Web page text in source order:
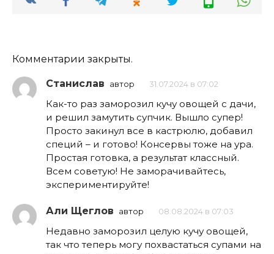
Комментарии закрыты.
Станислав автор 31.07.2024 в 07:02
Как-то раз заморозил кучу овощей с дачи,
и решил замутить супчик. Вышло супер!
Просто закинул все в кастрюлю, добавил
специй – и готово! Консервы тоже на ура.
Простая готовка, а результат классный.
Всем советую! Не заморачивайтесь,
экспериментируйте!
Али Щеглов автор 08.08.2024 в 07:03
Недавно заморозил целую кучу овощей,
так что теперь могу похвастаться супами на